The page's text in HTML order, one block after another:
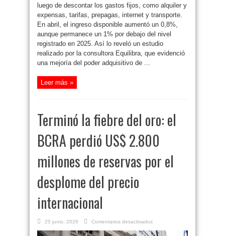
luego de descontar los gastos fijos, como alquiler y
expensas, tarifas, prepagas, internet y transporte.
En abril, el ingreso disponible aumentó un 0,8%,
aunque permanece un 1% por debajo del nivel
registrado en 2025. Así lo reveló un estudio
realizado por la consultora Equilibra, que evidenció
una mejoría del poder adquisitivo de ...
Leer más »
Terminó la fiebre del oro: el
BCRA perdió US$ 2.800
millones de reservas por el
desplome del precio
internacional
25 junio, 2026 Comentarios desactivados
la